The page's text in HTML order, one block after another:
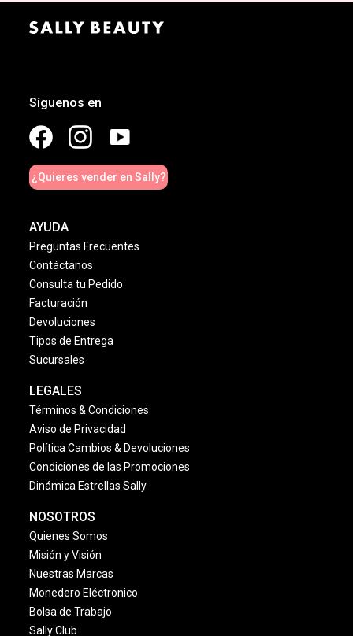
Síguenos en
¿Quieres vender en Sally?
AYUDA
Preguntas Frecuentes
Contáctanos
Consulta tu Pedido
Facturación
Devoluciones
Tipos de Entrega
Sucursales
LEGALES
Términos & Condiciones
Aviso de Privacidad
Política Cambios & Devoluciones
Condiciones de las Promociones
Dinámica Estrellas Sally
NOSOTROS
Quienes Somos
Misión y Visión
Nuestras Marcas
Monedero Eléctronico
Bolsa de Trabajo
Sally Club